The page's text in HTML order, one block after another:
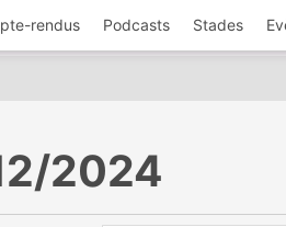
rendus Podcasts Stades
2024